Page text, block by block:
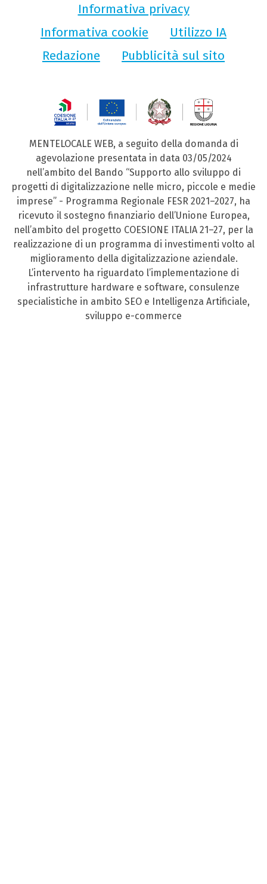
Informativa privacy
Informativa cookie
Utilizzo IA
Redazione
Pubblicità sul sito
MENTELOCALE WEB, a seguito della domanda di
agevolazione presentata in data 03/05/2024
nell’ambito del Bando “Supporto allo sviluppo di
progetti di digitalizzazione nelle micro, piccole e medie
imprese” - Programma Regionale FESR 2021–2027, ha
ricevuto il sostegno finanziario dell’Unione Europea,
nell’ambito del progetto COESIONE ITALIA 21–27, per la
realizzazione di un programma di investimenti volto al
miglioramento della digitalizzazione aziendale.
L’intervento ha riguardato l’implementazione di
infrastrutture hardware e software, consulenze
specialistiche in ambito SEO e Intelligenza Artificiale,
sviluppo e-commerce